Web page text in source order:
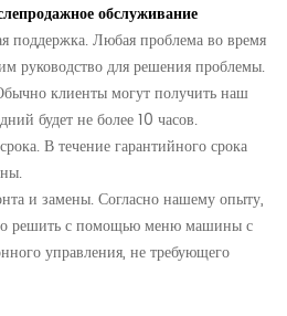
обслуживание
поддержка.Любая проблема во время
руководство для решения проблемы.
клиенты могут получить наш
будет не более 10 часов.
В течение гарантийного срока
и замены.Согласно нашему опыту,
решить с помощью меню машины с
управления, не требующего